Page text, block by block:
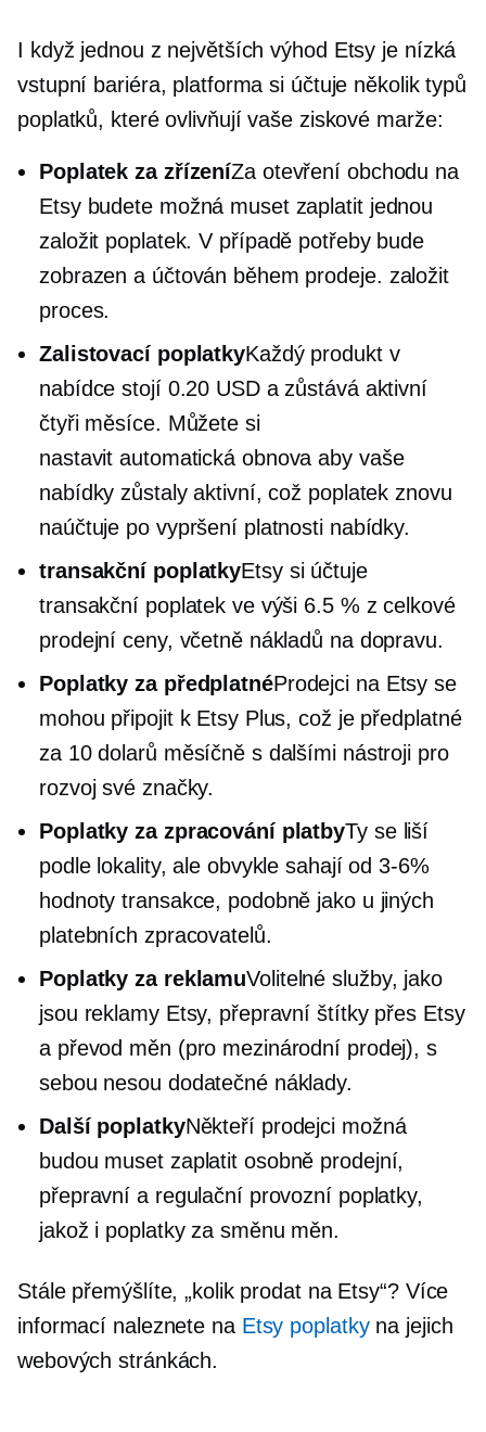
I když jednou z největších výhod Etsy je nízká
vstupní bariéra, platforma si účtuje několik typů
poplatků, které ovlivňují vaše ziskové marže:
Poplatek za zřízeníZa otevření obchodu na
Etsy budete možná muset zaplatit jednou
založit poplatek. V případě potřeby bude
zobrazen a účtován během prodeje. založit
proces.
Zalistovací poplatkyKaždý produkt v
nabídce stojí 0.20 USD a zůstává aktivní
čtyři měsíce. Můžete si
nastavitautomatická obnova aby vaše
nabídky zůstaly aktivní, což poplatek znovu
naúčtuje po vypršení platnosti nabídky.
transakční poplatkyEtsy si účtuje
transakční poplatek ve výši 6.5 % z celkové
prodejní ceny, včetně nákladů na dopravu.
Poplatky za předplatnéProdejci na Etsy se
mohou připojit k Etsy Plus, což je předplatné
za 10 dolarů měsíčně s dalšími nástroji pro
rozvoj své značky.
Poplatky za zpracování platbyTy se liší
podle lokality, ale obvykle sahají od3-6%
hodnoty transakce, podobně jako u jiných
platebních zpracovatelů.
Poplatky za reklamuVolitelné služby, jako
jsou reklamy Etsy, přepravní štítky přes Etsy
a převod měn (pro mezinárodní prodej), s
sebou nesou dodatečné náklady.
Další poplatkyNěkteří prodejci možná
budou muset zaplatit osobně prodejní,
přepravní a regulační provozní poplatky,
jakož i poplatky za směnu měn.
Stále přemýšlíte, „kolik prodat na Etsy“? Více
informací naleznete na Etsy poplatkyna jejich
webových stránkách.